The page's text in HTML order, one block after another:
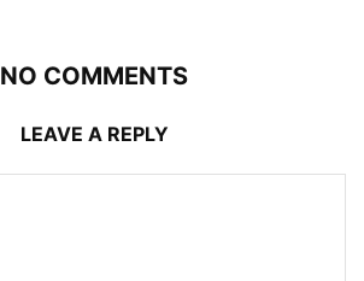
NO COMMENTS
LEAVE A REPLY